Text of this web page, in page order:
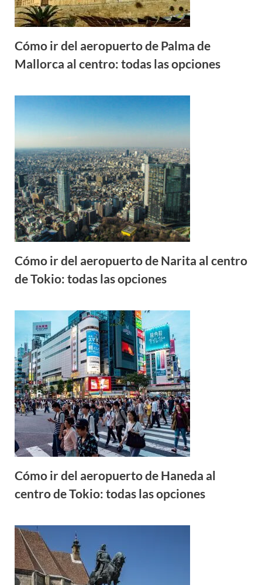
Cómo ir del aeropuerto de Palma de
Mallorca al centro: todas las opciones
Cómo ir del aeropuerto de Narita al centro
de Tokio: todas las opciones
Cómo ir del aeropuerto de Haneda al
centro de Tokio: todas las opciones